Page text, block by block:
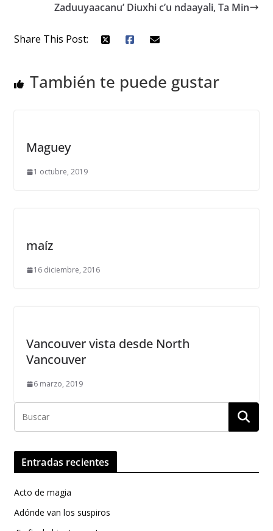
Zaduuyaacanu’ Diuxhi c’u ndaayali, Ta Min
Share This Post:
También te puede gustar
Maguey
1 octubre, 2019
maíz
16 diciembre, 2016
Vancouver vista desde North
Vancouver
6 marzo, 2019
Entradas recientes
Acto de magia
Adónde van los suspiros